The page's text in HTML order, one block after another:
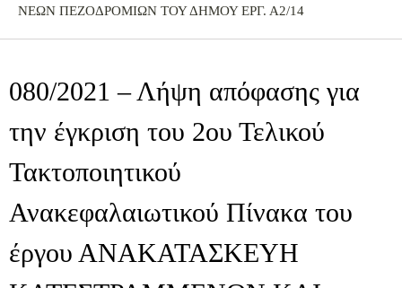
ΝΕΩΝ ΠΕΖΟΔΡΟΜΙΩΝ ΤΟΥ ΔΗΜΟΥ ΕΡΓ. Α2/14
080/2021 – Λήψη απόφασης για
την έγκριση του 2ου Τελικού
Τακτοποιητικού
Ανακεφαλαιωτικού Πίνακα του
έργου ΑΝΑΚΑΤΑΣΚΕΥΗ